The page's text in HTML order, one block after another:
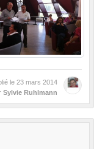
le 23 mars 2014
Sylvie Ruhlmann